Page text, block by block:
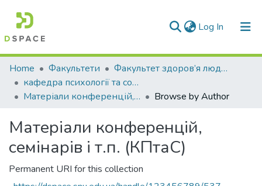
Log In (current)
Communities & Collections
All of DSpace
Home Факультети
Факультет здоров’я людини
кафедра психології та соціології
Матеріали конференцій, семінарів і т.п. (КПтаС)
Browse by Author
Матеріали конференцій,
семінарів і т.п. (КПтаС)
Permanent URI for this collection